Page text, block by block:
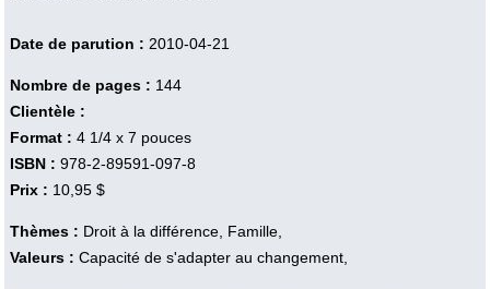
Date de parution : 2010-04-21
Nombre de pages : 144
Clientèle :
Format : 4 1/4 x 7 pouces
ISBN : 978-2-89591-097-8
Prix : 10,95 $
Thèmes : Droit à la différence, Famille,
Valeurs : Capacité de s'adapter au changement,